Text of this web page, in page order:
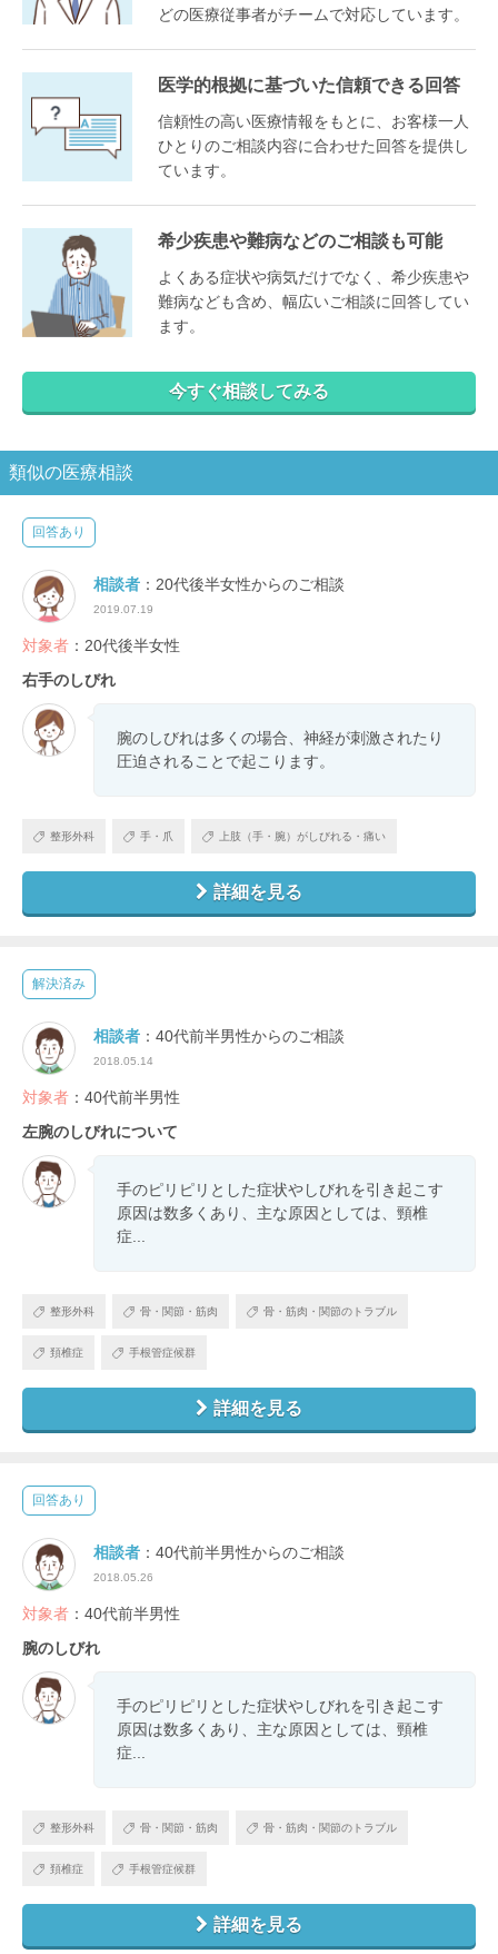
どの医療従事者がチームで対応しています。
医学的根拠に基づいた信頼できる回答
信頼性の高い医療情報をもとに、お客様一人
ひとりのご相談内容に合わせた回答を提供し
ています。
希少疾患や難病などのご相談も可能
よくある症状や病気だけでなく、希少疾患や
難病なども含め、幅広いご相談に回答してい
ます。
今すぐ相談してみる
類似の医療相談
回答あり
相談者 ：20代後半女性からのご相談
2019.07.19
対象者 ：20代後半女性
右手のしびれ
腕のしびれは多くの場合、神経が刺激されたり
圧迫されることで起こります。
整形外科 手・爪 上肢（手・腕）がしびれる・痛い
詳細を見る
解決済み
相談者 ：40代前半男性からのご相談
2018.05.14
対象者 ：40代前半男性
左腕のしびれについて
手のピリピリとした症状やしびれを引き起こす
原因は数多くあり、主な原因としては、頸椎
症...
整形外科 骨・関節・筋肉 骨・筋肉・関節のトラブル
頚椎症 手根管症候群
詳細を見る
回答あり
相談者 ：40代前半男性からのご相談
2018.05.26
対象者 ：40代前半男性
腕のしびれ
手のピリピリとした症状やしびれを引き起こす
原因は数多くあり、主な原因としては、頸椎
症...
整形外科 骨・関節・筋肉 骨・筋肉・関節のトラブル
頚椎症 手根管症候群
詳細を見る